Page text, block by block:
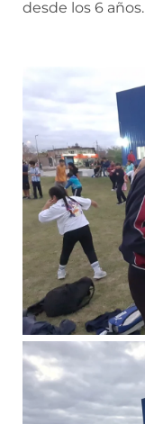
desde los 6 años.